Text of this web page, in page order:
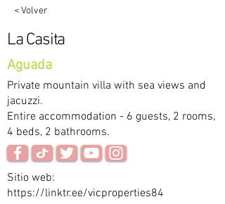
< Volver
La Casita
Aguada
Private mountain villa with sea views and
jacuzzi.
Entire accommodation - 6 guests, 2 rooms,
4 beds, 2 bathrooms.
Sitio web:
https://linktr.ee/vicproperties84